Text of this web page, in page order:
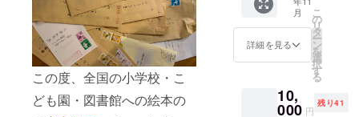
ともしてくれます。先生方
からは、「子どもたちの目
が輝き、心がほっこりする
絵本です」との声が寄せら
れております。この温かな
だということを、より多く
の方に知ってもらうきっか
けになればと思っていま
す。そして、継続的な支援
動が、こうした形でさらに
多くの方の目に触れる機会
につながったことを、あり
がたく感じています。ご支
援いただいた皆さま一人ひ
この度、全国の小学校・こ
ども園・図書館への絵本の
冊お送
りしま
す。
月
詳細を見る
こ
の
リ
タ
ー
ン
を
選
択
す
る
10,
000 円
残り41